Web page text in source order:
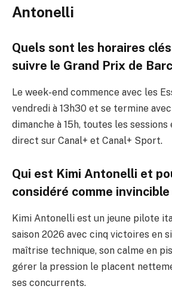
Antonelli
Quels sont les horaires
suivre le Grand Prix de
Le week-end commence avec les
vendredi à 13h30 et se termine
dimanche à 15h, toutes les
direct sur Canal+ et Canal+ Sport.
Qui est Kimi Antonelli et
considéré comme
Kimi Antonelli est un jeune pilote
saison 2026 avec cinq victoires en
maîtrise technique, son calme en
gérer la pression le placent
ses concurrents.